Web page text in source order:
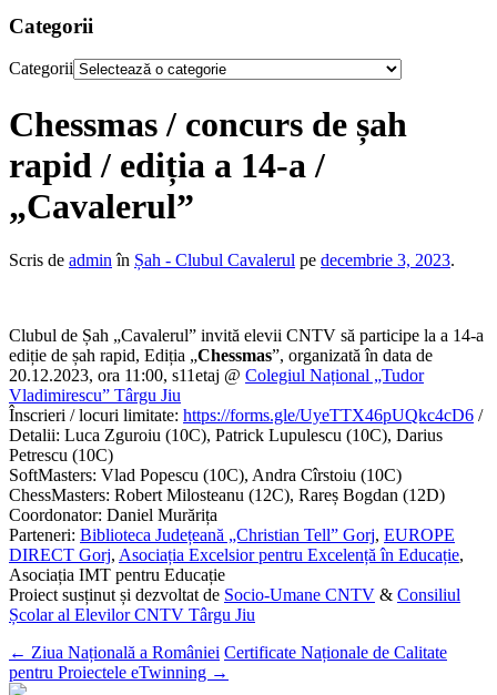
Categorii
Categorii
Chessmas / concurs de șah
rapid / ediția a 14-a /
„Cavalerul”
Scris de admin în Șah - Clubul Cavalerul pe decembrie 3, 2023.
Clubul de Șah „Cavalerul” invită elevii CNTV să participe la a 14-a
ediție de șah rapid, Ediția „Chessmas”, organizată în data de
20.12.2023, ora 11:00, s11etaj @ Colegiul Național „Tudor
Vladimirescu” Târgu Jiu
Înscrieri / locuri limitate: https://forms.gle/UyeTTX46pUQkc4cD6 /
Detalii: Luca Zguroiu (10C), Patrick Lupulescu (10C), Darius
Petrescu (10C)
SoftMasters: Vlad Popescu (10C), Andra Cîrstoiu (10C)
ChessMasters: Robert Milosteanu (12C), Rareș Bogdan (12D)
Coordonator: Daniel Murărița
Parteneri: Biblioteca Județeană „Christian Tell” Gorj, EUROPE
DIRECT Gorj, Asociația Excelsior pentru Excelență în Educație,
Asociația IMT pentru Educație
Proiect susținut și dezvoltat de Socio-Umane CNTV & Consiliul
Școlar al Elevilor CNTV Târgu Jiu
← Ziua Națională a României Certificate Naționale de Calitate
pentru Proiectele eTwinning →